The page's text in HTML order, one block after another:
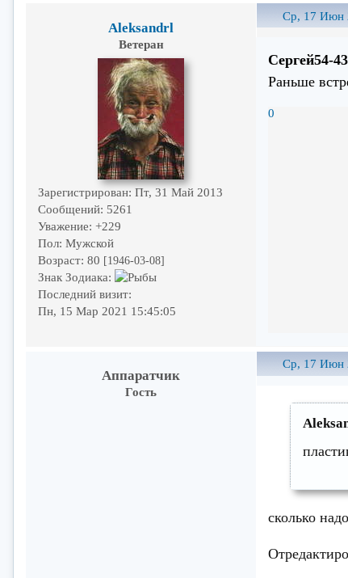
Ср, 17 Июн
Aleksandrl
Ветеран
Зарегистрирован: Пт, 31 Май 2013
Сообщений: 5261
Уважение: +229
Пол: Мужской
Возраст: 80 [1946-03-08]
Знак Зодиака:
Последний визит:
Пн, 15 Мар 2021 15:45:05
Сергей54-43
Раньше
0
Ср, 17 Июн
Аппаратчик
Гость
сколько